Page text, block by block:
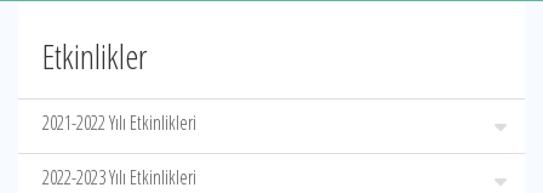
Etkinlikler
2021-2022 Yılı Etkinlikleri
2022-2023 Yılı Etkinlikleri